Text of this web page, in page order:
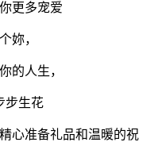
更多宠爱
妳，
的人生，
步生花
准备礼品和温暖的祝